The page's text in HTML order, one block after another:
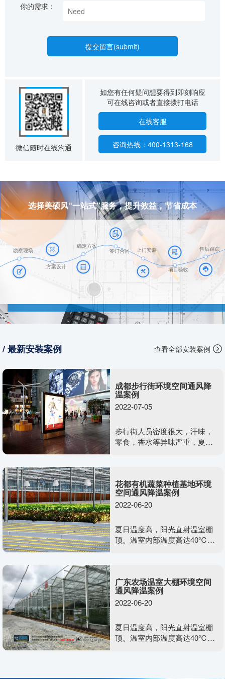
你的需求：
微信随时在线沟通
如您有任何疑问想要得到即刻响应
可在线咨询或者直接拨打电话
在线客服
咨询热线：400-1313-168
选择美硕风“一站式”服务，提升效益，节省成本
勘察现场
方案设计
确定方案
签订合同
上门安装
项目验收
售后跟踪
/ 最新安装案例 查看全部安装案例
成都步行街环境空间通风降
温案例
2022-07-05
步行街人员密度很大，汗味，
零食，香水等异味严重，夏日
露天情况下无法安装一般的通
风降温设备。需要什么样的通
风降温方案效果又好，又不影
花都有机蔬菜种植基地环境
空间通风降温案例
2022-06-20
夏日温度高，阳光直射温室棚
顶。温室内部温度高达40℃，
解决温室大棚类的闷热难题
广东农场温室大棚环境空间
通风降温案例
2022-06-20
夏日温度高，阳光直射温室棚
顶。温室内部温度高达40℃，